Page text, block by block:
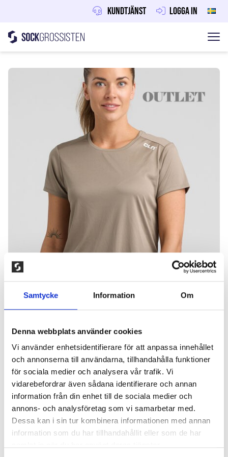
Samtycke Information Om
Denna webbplats använder cookies
Vi använder enhetsidentifierare för att anpassa innehållet
och annonserna till användarna, tillhandahålla funktioner
för sociala medier och analysera vår trafik. Vi
vidarebefordrar även sådana identifierare och annan
information från din enhet till de sociala medier och
annons- och analysföretag som vi samarbetar med.
Dessa kan i sin tur kombinera informationen med annan
information som du har tillhandahållit eller som de har
Kundtjänst Logga in
Hoppa till innehåll
Sockgrossisten
CLN PERFORM T-SHIRT DAM. KHAKI
150,00kr
T-shirt tillverkat i en supermjuk kvalitet som ger en
lyxig känsla. Följsam och lätt material som effektivt